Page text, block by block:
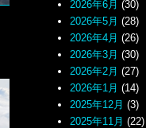
2026年6月 (30)
2026年5月 (28)
2026年4月 (26)
2026年3月 (30)
2026年2月 (27)
2026年1月 (14)
2025年12月 (3)
2025年11月 (22)